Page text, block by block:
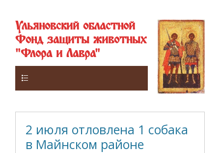
Ульяновский областной
Фонд защиты животных
"Флора и Лавра"
2 июля отловлена 1 собака
в Майнском районе